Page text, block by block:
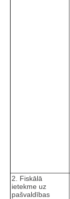
2. Fiskālā
ietekme uz
pašvaldības